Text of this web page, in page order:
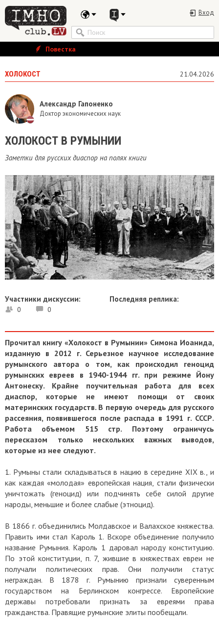
Вход
Повестка
ХОЛОКОСТ 21.04.2026
Александр Гапоненко
Доктор экономических наук
ХОЛОКОСТ В РУМЫНИИ
Заметки для русских диаспор на полях книги
Участники дискуссии:
0 0
Последняя реплика:
Прочитал книгу «Холокост в Румынии» Симона Иоанида,
изданную в 2012 г. Серьезное научное исследование
румынского автора о том, как происходил геноцид
румынских евреев в 1940-1944 гг. при режиме Йону
Антонеску. Крайне поучительная работа для всех
диаспор, которые не имеют помощи от своих
материнских государств. В первую очередь для русского
рассеяния, появившегося после распада в 1991 г. СССР.
Работа объемом 515 стр. Поэтому ограничусь
пересказом только нескольких важных выводов,
которые из нее следуют.
1. Румыны стали складываться в нацию в середине XIX в., и
как каждая «молодая» европейская нация, стали физически
уничтожать (геноцид) или подчинять себе силой другие
народы, меньшие и более слабые (этноцид).
В 1866 г. объединились Молдавское и Валахское княжества.
Править ими стал Кароль 1. Вскоре объединение получило
название Румыния. Кароль 1 даровал народу конституцию.
По этой конституции, п. 7, жившие в княжествах евреи не
получали политических прав. Они получили статус
неграждан. В 1878 г. Румынию признали суверенным
государством на Берлинском конгрессе. Европейские
державы потребовали признать за евреями права
гражданства. Правящие румынские элиты пообещали.